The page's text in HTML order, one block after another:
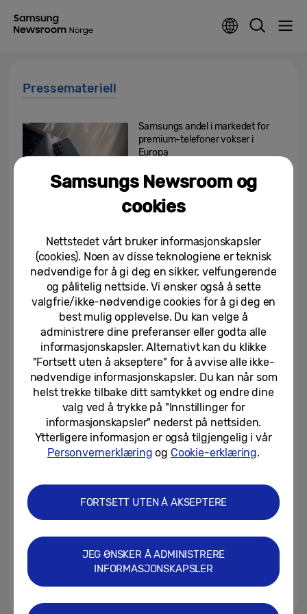
Pressemateriell
Samsungs andel i markedet for
premium-telefoner vokser i
Europa
08/04/2026
Samsung leter etter Nordens
07/04/2026
Samsung beholder
førsteplassen i det globale
markedet for gaming-skjermer...
Mer enn halvparten av
nordmenn titter på andres
mobilskjermer, hver fjerde...
01/04/2026
Samsung tar nettleseren sin
utover mobilen og utvider
26/03/2026
Funksjoner på høyt nivå til en...
Samsungs Newsroom og
cookies
Nettstedet vårt bruker informasjonskapsler
(cookies). Noen av disse teknologiene er teknisk
nødvendige for å gi deg en sikker, velfungerende
og pålitelig nettside. Vi ønsker også å sette
valgfrie/ikke-nødvendige cookies for å gi deg en
best mulig opplevelse. Du kan velge å
administrere dine preferanser eller godta alle
informasjonskapsler. Alternativt kan du klikke
"Fortsett uten å akseptere" for å avvise alle ikke-
nødvendige informasjonskapsler. Du kan når som
helst trekke tilbake ditt samtykket og endre dine
valg ved å trykke på "Innstillinger for
informasjonskapsler" nederst på nettsiden.
Ytterligere informasjon er også tilgjengelig i vår
Personvernerklæring og Cookie-erklæring.
FORTSETT UTEN Å AKSEPTERE
JEG ØNSKER Å ADMINISTRERE
INFORMASJONSKAPSLER